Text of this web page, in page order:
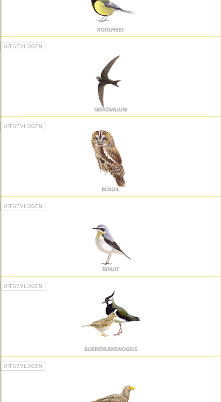
KOOLMEES
UITGEVLOGEN
GIERZWALUW
UITGEVLOGEN
BOSUIL
UITGEVLOGEN
TAPUIT
UITGEVLOGEN
BOERENLANDVOGELS
UITGEVLOGEN